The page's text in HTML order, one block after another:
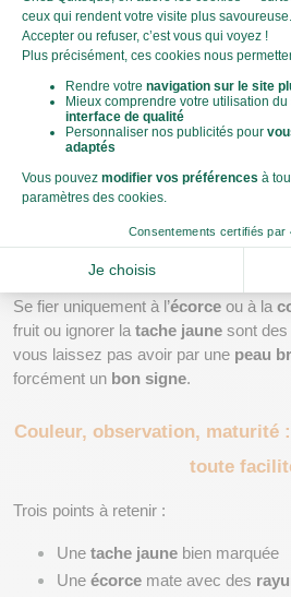
Une pastèque entière se conserve
réfrigérateur dans un contenant
dans les 48 heures pour éviter qu’elle
texture .
Nos conseils pour
repérer une
Les erreurs fréquentes à
Se fier uniquement à l’écorce ou à la
fruit ou ignorer la tache jaune sont des
vous laissez pas avoir par une peau
forcément un bon signe.
Couleur, observation, maturité
toute
Trois points à retenir :
Une tache jaune bien marquée
Une écorce mate avec des